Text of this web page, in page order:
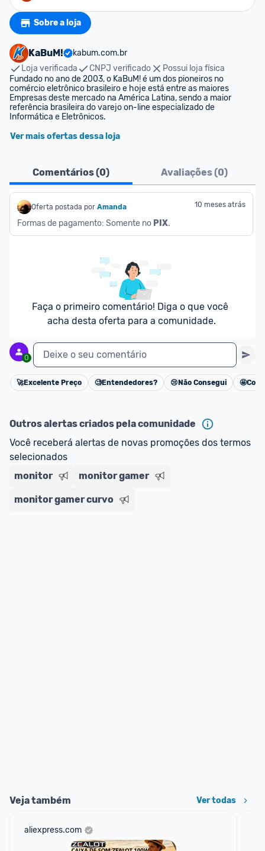
Sobre a loja
KaBuM!
kabum.com.br
Loja verificada
CNPJ verificado
Possui loja física
Fundado no ano de 2003, o KaBuM! é um dos pioneiros no
comércio eletrônico brasileiro e hoje está entre as maiores
Empresas deste mercado na América Latina, sendo a maior
referência brasileira do varejo on-line especializado de
Informática e Eletrônicos.
Ver mais ofertas dessa loja
Comentários (0) Avaliações (0)
Oferta postada por Amanda 10 meses atrás
Formas de pagamento: Somente no PIX.
Faça o primeiro comentário! Diga o que você
acha desta oferta para a comunidade.
0 Deixe o seu comentário
Cancelar
🚀Excelente Preço 🧐Entendedores? 😢 Não Consegui 🤩
Outros alertas criados pela comunidade
Você receberá alertas de novas promoções dos termos
selecionados
monitor
monitor gamer
monitor gamer curvo
Veja também Ver todas
aliexpress.com